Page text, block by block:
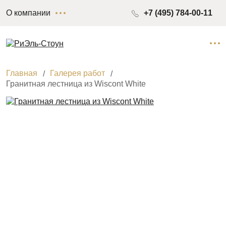
О компании +7 (495) 784-00-11
Главная
Галерея работ
Гранитная лестница из Wiscont White